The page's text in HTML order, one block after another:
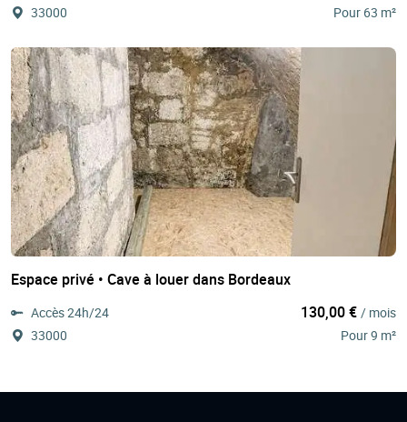
33000
Pour 63 m²
Espace privé • Cave à louer dans Bordeaux
Accès 24h/24
33000
130,00 € / mois
Pour 9 m²